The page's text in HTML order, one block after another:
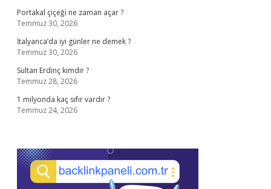
Portakal çiçeği ne zaman açar ?
Temmuz 30, 2026
İtalyanca’da iyi günler ne demek ?
Temmuz 30, 2026
Sultan Erdinç kimdir ?
Temmuz 28, 2026
1 milyonda kaç sıfır vardır ?
Temmuz 24, 2026